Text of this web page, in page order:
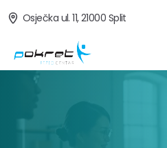
Osječka ul. 11, 21000 Split